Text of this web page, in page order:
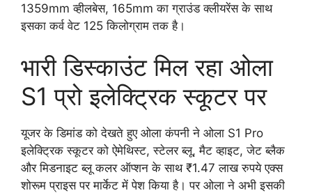
1359mm व्हीलबेस, 165mm का ग्राउंड क्लीयरेंस के साथ
इसका कर्व वेट 125 किलोग्राम तक है।
भारी डिस्काउंट मिल रहा ओला
S1 प्रो इलेक्ट्रिक स्कूटर पर
यूजर के डिमांड को देखते हुए ओला कंपनी ने ओला S1 Pro
इलेक्ट्रिक स्कूटर को ऐमेथिस्ट, स्टेलर ब्लू, मैट व्हाइट, जेट ब्लैक
और मिडनाइट ब्लू कलर ऑप्शन के साथ ₹1.47 लाख रुपये एक्स
शोरूम प्राइस पर मार्केट में पेश किया है। पर ओला ने अभी इसकी